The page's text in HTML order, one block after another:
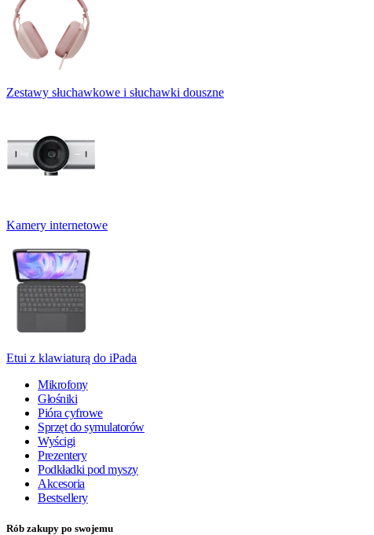
Zestawy słuchawkowe i słuchawki douszne
Kamery internetowe
Etui z klawiaturą do iPada
Mikrofony
Głośniki
Pióra cyfrowe
Sprzęt do symulatorów
Wyścigi
Prezentery
Podkładki pod myszy
Akcesoria
Bestsellery
Rób zakupy po swojemu